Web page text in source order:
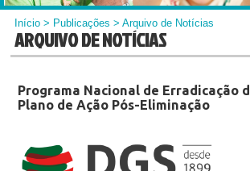
Início > Publicações > Arquivo de Notícias
ARQUIVO DE NOTÍCIAS
Programa Nacional de Erradicação
Plano de Ação Pós-Eliminação